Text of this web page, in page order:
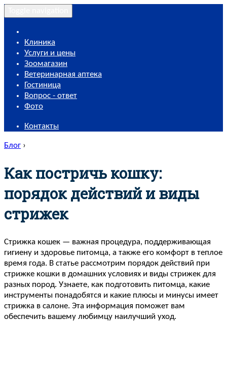
Клиника
Услуги и цены
Зоомагазин
Ветеринарная аптека
Гостиница
Вопрос - ответ
Фото
Контакты
Блог ›
Как постричь кошку:
порядок действий и виды
стрижек
Стрижка кошек — важная процедура, поддерживающая
гигиену и здоровье питомца, а также его комфорт в теплое
время года. В статье рассмотрим порядок действий при
стрижке кошки в домашних условиях и виды стрижек для
разных пород. Узнаете, как подготовить питомца, какие
инструменты понадобятся и какие плюсы и минусы имеет
стрижка в салоне. Эта информация поможет вам
обеспечить вашему любимцу наилучший уход.